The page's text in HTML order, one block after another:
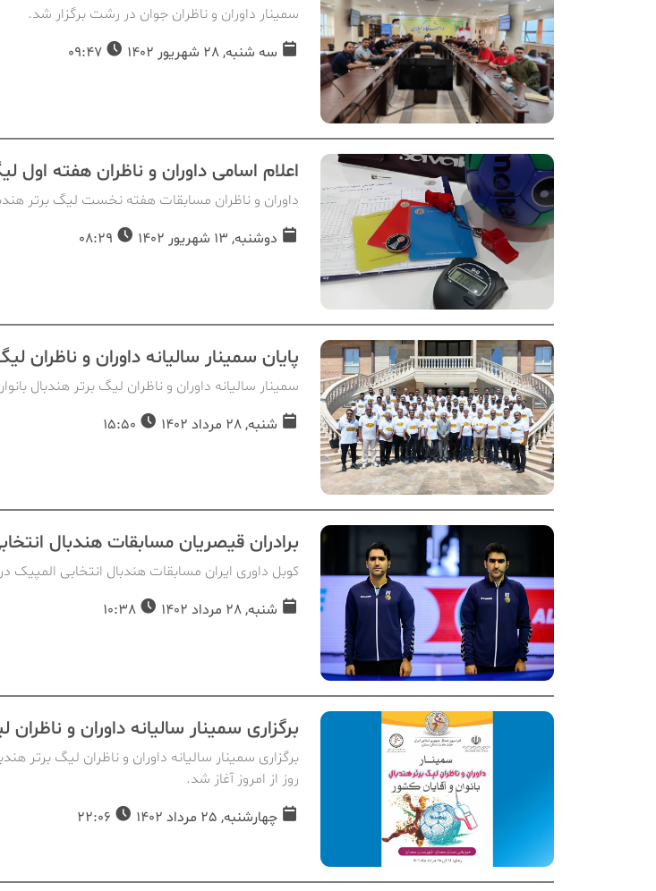
سمینار داوران و ناظران جوان در رشت برگزار شد.
سه شنبه, 28 شهریور 1402
اعلام اسامی داوران و ناظران هفته اول
داوران و ناظران مسابقات هفته نخست لیگ برتر
دوشنبه, 13 شهریور 1402
پایان سمینار سالیانه داوران و ناظران
سمینار سالیانه داوران و ناظران لیگ برتر هندبال
شنبه, 28 مرداد 1402
برادران قیصریان مسابقات هندبال
کوبل داوری ایران مسابقات هندبال انتخابی المپیک
شنبه, 28 مرداد 1402
برگزاری سمینار سالیانه داوران و
روز از امروز آغاز شد.
چهارشنبه, 25 مرداد 1402